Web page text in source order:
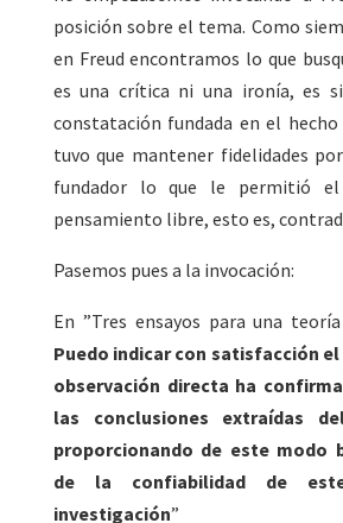
posición sobre el tema. Como
en Freud encontramos lo que
es una crítica ni una ironía, es
constatación fundada en el hecho
tuvo que mantener fidelidades
fundador lo que le permitió
pensamiento libre, esto es,
Pasemos pues a la invocación:
En ”Tres ensayos para una
Puedo indicar con satisfacción el
observación directa ha
las conclusiones extraídas
proporcionando de este modo
de la confiabilidad de
investigación”